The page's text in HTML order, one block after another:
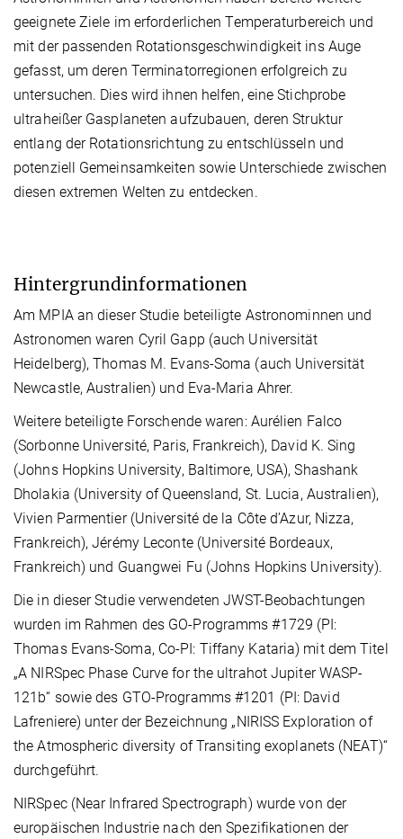
geeignete Ziele im erforderlichen Temperaturbereich und
mit der passenden Rotationsgeschwindigkeit ins Auge
gefasst, um deren Terminatorregionen erfolgreich zu
untersuchen. Dies wird ihnen helfen, eine Stichprobe
ultraheißer Gasplaneten aufzubauen, deren Struktur
entlang der Rotationsrichtung zu entschlüsseln und
potenziell Gemeinsamkeiten sowie Unterschiede zwischen
diesen extremen Welten zu entdecken.
Hintergrundinformationen
Am MPIA an dieser Studie beteiligte Astronominnen und
Astronomen waren Cyril Gapp (auch Universität
Heidelberg), Thomas M. Evans-Soma (auch Universität
Newcastle, Australien) und Eva-Maria Ahrer.
Weitere beteiligte Forschende waren: Aurélien Falco
(Sorbonne Université, Paris, Frankreich), David K. Sing
(Johns Hopkins University, Baltimore, USA), Shashank
Dholakia (University of Queensland, St. Lucia, Australien),
Vivien Parmentier (Université de la Côte d’Azur, Nizza,
Frankreich), Jérémy Leconte (Université Bordeaux,
Frankreich) und Guangwei Fu (Johns Hopkins University).
Die in dieser Studie verwendeten JWST-Beobachtungen
wurden im Rahmen des GO-Programms #1729 (PI:
Thomas Evans-Soma, Co-PI: Tiffany Kataria) mit dem Titel
„A NIRSpec Phase Curve for the ultrahot Jupiter WASP-
121b“ sowie des GTO-Programms #1201 (PI: David
Lafreniere) unter der Bezeichnung „NIRISS Exploration of
the Atmospheric diversity of Transiting exoplanets (NEAT)“
durchgeführt.
NIRSpec (Near Infrared Spectrograph) wurde von der
europäischen Industrie nach den Spezifikationen der